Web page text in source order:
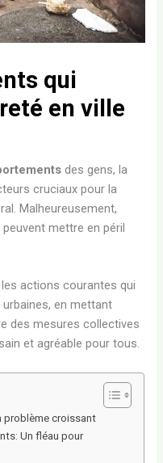
qui
en ville
des gens, la
cruciaux pour la
Malheureusement,
mettre en péril
actions courantes qui
urbaines, en mettant
des mesures collectives
et agréable pour tous.
problème croissant
Un fléau pour